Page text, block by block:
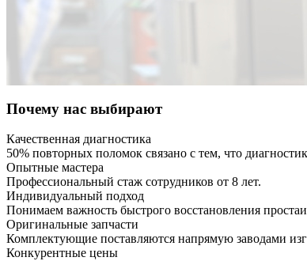
Почему нас выбирают
Качественная диагностика
50% повторных поломок связано с тем, что
Опытные мастера
Профессиональный стаж сотрудников от 8 лет.
Индивидуальный подход
Понимаем важность быстрого восстановления
Оригинальные запчасти
Комплектующие поставляются напрямую заводами
Конкурентные цены